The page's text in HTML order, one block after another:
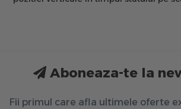
Aboneaza-te la
Fii primul care afla ultimele oferte